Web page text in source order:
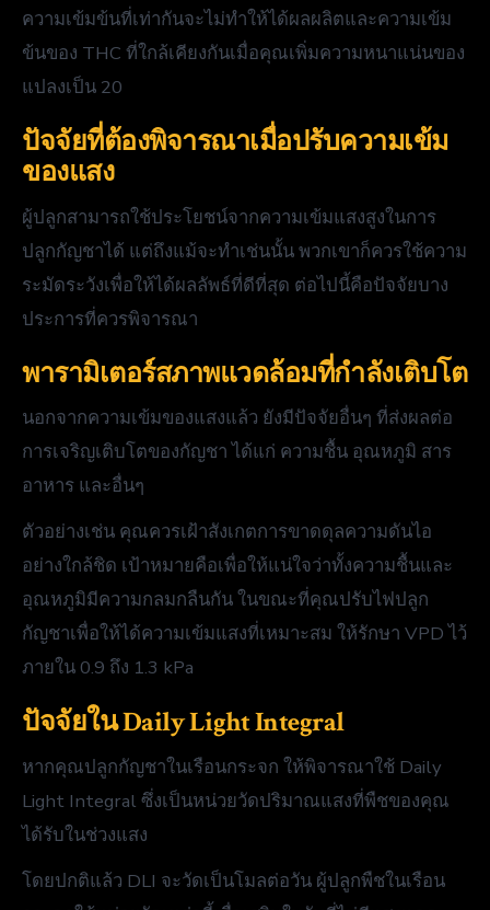
ความเข้มข้นที่เท่ากันจะไม่ทำให้ได้ผลผลิตและความเข้ม
ข้นของ THC ที่ใกล้เคียงกันเมื่อคุณเพิ่มความหนาแน่นของ
แปลงเป็น 20
ปัจจัยที่ต้องพิจารณาเมื่อปรับความเข้ม
ของแสง
ผู้ปลูกสามารถใช้ประโยชน์จากความเข้มแสงสูงในการ
ปลูกกัญชาได้ แต่ถึงแม้จะทำเช่นนั้น พวกเขาก็ควรใช้ความ
ระมัดระวังเพื่อให้ได้ผลลัพธ์ที่ดีที่สุด ต่อไปนี้คือปัจจัยบาง
ประการที่ควรพิจารณา
พารามิเตอร์สภาพแวดล้อมที่กำลังเติบโต
นอกจากความเข้มของแสงแล้ว ยังมีปัจจัยอื่นๆ ที่ส่งผลต่อ
การเจริญเติบโตของกัญชา ได้แก่ ความชื้น อุณหภูมิ สาร
อาหาร และอื่นๆ
ตัวอย่างเช่น คุณควรเฝ้าสังเกตการขาดดุลความดันไอ
อย่างใกล้ชิด เป้าหมายคือเพื่อให้แน่ใจว่าทั้งความชื้นและ
อุณหภูมิมีความกลมกลืนกัน ในขณะที่คุณปรับไฟปลูก
กัญชาเพื่อให้ได้ความเข้มแสงที่เหมาะสม ให้รักษา VPD ไว้
ภายใน 0.9 ถึง 1.3 kPa
ปัจจัยใน Daily Light Integral
หากคุณปลูกกัญชาในเรือนกระจก ให้พิจารณาใช้ Daily
Light Integral ซึ่งเป็นหน่วยวัดปริมาณแสงที่พืชของคุณ
ได้รับในช่วงแสง
โดยปกติแล้ว DLI จะวัดเป็นโมลต่อวัน ผู้ปลูกพืชในเรือน